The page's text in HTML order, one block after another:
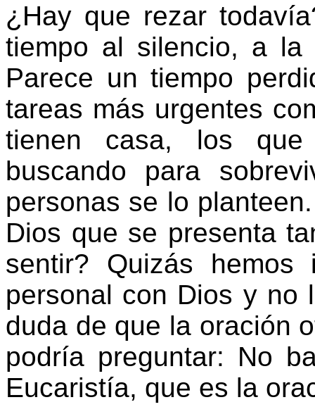
¿Hay que rezar
tiempo al silencio, a la
Parece un tiempo
tareas más urgentes
tienen casa, los
buscando para
personas se lo
Dios que se presenta
sentir? Quizás hemos
personal con Dios y no
duda de que la oración
podría preguntar: No
Eucaristía, que es la